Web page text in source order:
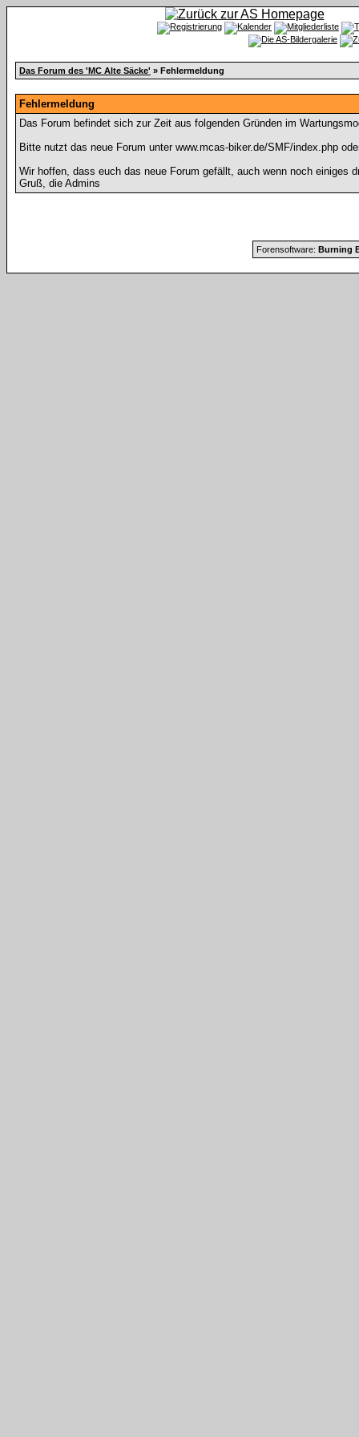
Das Forum des 'MC Alte Säcke' » Fehlermeldung
Fehlermeldung
Das Forum befindet sich zur Zeit aus folgenden Gründen im
Bitte nutzt das neue Forum unter www.mcas-biker.de/SMF/index.php
Wir hoffen, dass euch das neue Forum gefällt, auch wenn noch einiges
Gruß, die Admins
Forensoftware: Burning